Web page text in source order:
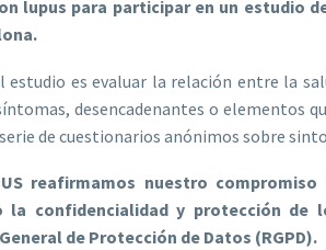
lupus para participar en un estudio
estudio es evaluar la relación entre la
desencadenantes o elementos
de cuestionarios anónimos sobre
reafirmamos nuestro
la confidencialidad y protección de
de Protección de Datos (RGPD).